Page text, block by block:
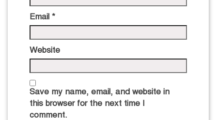
Email *
Website
Save my name, email, and website in
this browser for the next time I
comment.